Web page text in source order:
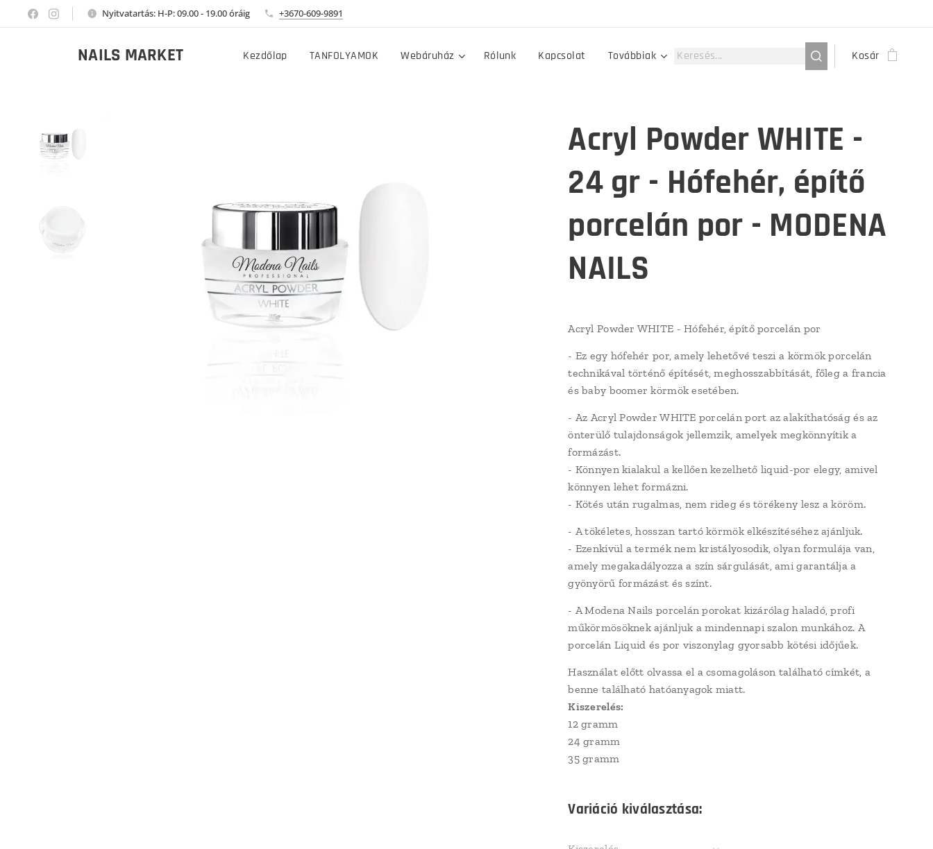
Nyitvatartás: H-P: 09.00 - 19.00 óráig +3670-609-9891
NAILS MARKET Kezdőlap TANFOLYAMOK Webáruház Rólunk Kapcsolat Továbbiak Kosár
Acryl Powder WHITE -
24 gr - Hófehér, építő
porcelán por - MODENA
NAILS
Acryl Powder WHITE - Hófehér, építő porcelán por
- Ez egy hófehér por, amely lehetővé teszi a körmök porcelán
technikával történő építését, meghosszabbítását, főleg a francia
és baby boomer körmök esetében.
- Az Acryl Powder WHITE porcelán port az alakíthatóság és az
önterülő tulajdonságok jellemzik, amelyek megkönnyítik a
formázást.
- Könnyen kialakul a kellően kezelhető liquid-por elegy, amivel
könnyen lehet formázni.
- Kötés után rugalmas, nem rideg és törékeny lesz a köröm.
- A tökéletes, hosszan tartó körmök elkészítéséhez ajánljuk.
- Ezenkívül a termék nem kristályosodik, olyan formulája van,
amely megakadályozza a szín sárgulását, ami garantálja a
gyönyörű formázást és színt.
- A Modena Nails porcelán porokat kizárólag haladó, profi
műkörmösöknek ajánljuk a mindennapi szalon munkához. A
porcelán Liquid és por viszonylag gyorsabb kötési időjűek.
Használat előtt olvassa el a csomagoláson található címkét, a
benne található hatóanyagok miatt.
Kiszerelés:
12 gramm
24 gramm
35 gramm
Variáció kiválasztása: